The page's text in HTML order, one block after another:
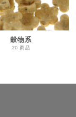
穀物系
20 商品